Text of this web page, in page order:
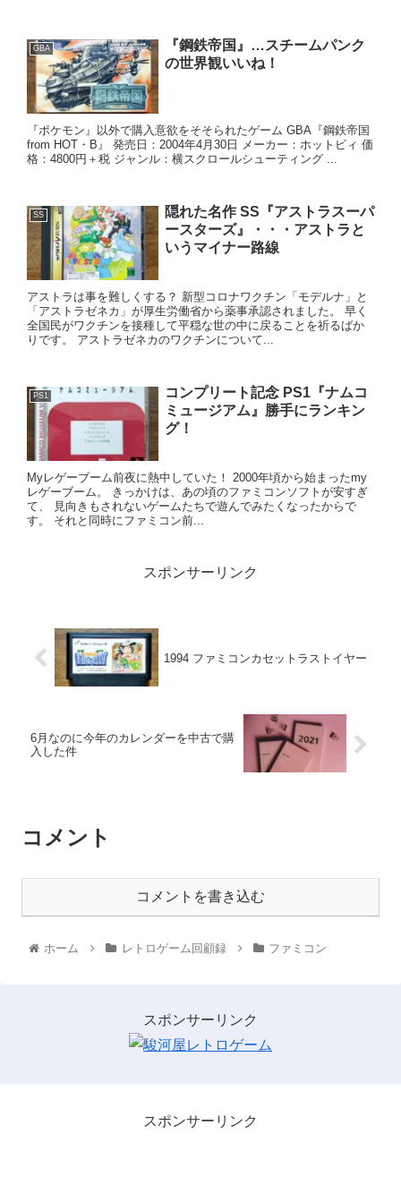
GBA
『鋼鉄帝国』…スチームパンク
の世界観いいね！
『ポケモン』以外で購入意欲をそそられたゲーム GBA『鋼鉄帝国
from HOT・B』 発売日：2004年4月30日 メーカー：ホットビィ 価
格：4800円＋税 ジャンル：横スクロールシューティング ...
SS
隠れた名作 SS『アストラスーパ
ースターズ』・・・アストラと
いうマイナー路線
アストラは事を難しくする？ 新型コロナワクチン「モデルナ」と
「アストラゼネカ」が厚生労働省から薬事承認されました。 早く
全国民がワクチンを接種して平穏な世の中に戻ることを祈るばか
りです。 アストラゼネカのワクチンについて...
PS1
コンプリート記念 PS1『ナムコ
ミュージアム』勝手にランキン
グ！
Myレゲーブーム前夜に熱中していた！ 2000年頃から始まったmy
レゲーブーム。 きっかけは、あの頃のファミコンソフトが安すぎ
て、 見向きもされないゲームたちで遊んでみたくなったからで
す。 それと同時にファミコン前...
スポンサーリンク
1994 ファミコンカセットラストイヤー
6月なのに今年のカレンダーを中古で購
入した件
コメント
コメントを書き込む
ホーム レトロゲーム回顧録 ファミコン
スポンサーリンク
スポンサーリンク